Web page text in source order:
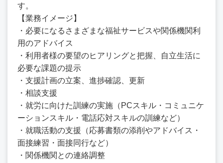
す。
【業務イメージ】
・必要になるさまざまな福祉サービスや関係機関利
用のアドバイス
・利用者様の要望のヒアリングと把握、自立生活に
必要な課題の提示
・支援計画の立案、進捗確認、更新
・相談支援
・就労に向けた訓練の実施（PCスキル・コミュニケ
ーションスキル・電話応対スキルの訓練など）
・就職活動の支援（応募書類の添削やアドバイス・
面接練習・面接同行など）
・関係機関との連絡調整